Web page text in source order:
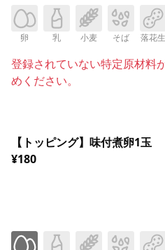
卵 乳 小麦 そば 落花生
登録されていない特定原材料
めください。
【トッピング】味付煮卵1玉
¥180